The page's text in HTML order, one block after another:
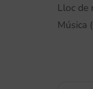
Lloc de
Música